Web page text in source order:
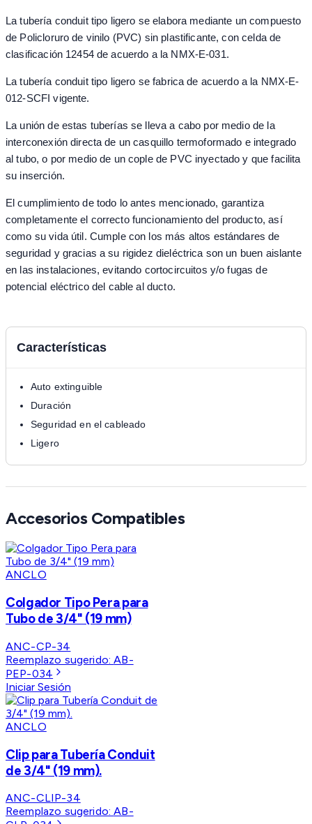
La tubería conduit tipo ligero se elabora mediante un compuesto
de Policloruro de vinilo (PVC) sin plastificante, con celda de
clasificación 12454 de acuerdo a la NMX-E-031.
La tubería conduit tipo ligero se fabrica de acuerdo a la NMX-E-
012-SCFI vigente.
La unión de estas tuberías se lleva a cabo por medio de la
interconexión directa de un casquillo termoformado e integrado
al tubo, o por medio de un cople de PVC inyectado y que facilita
su inserción.
El cumplimiento de todo lo antes mencionado, garantiza
completamente el correcto funcionamiento del producto, así
como su vida útil. Cumple con los más altos estándares de
seguridad y gracias a su rigidez dieléctrica son un buen aislante
en las instalaciones, evitando cortocircuitos y/o fugas de
potencial eléctrico del cable al ducto.
Características
Auto extinguible
Duración
Seguridad en el cableado
Ligero
Accesorios Compatibles
ANCLO
Colgador Tipo Pera para
Tubo de 3/4" (19 mm)
ANC-CP-34
Reemplazo sugerido:AB-
PEP-034
Iniciar Sesión
ANCLO
Clip para Tubería Conduit
de 3/4" (19 mm).
ANC-CLIP-34
Reemplazo sugerido:AB-